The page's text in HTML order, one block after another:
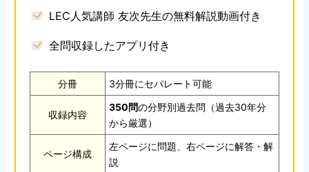
LEC人気講師 友次先生の無料解説動画付き
全問収録したアプリ付き
分冊 3分冊にセパレート可能
収録内容
350問の分野別過去問（過去30年分
から厳選）
ページ構成
左ページに問題、右ページに解答・解
説